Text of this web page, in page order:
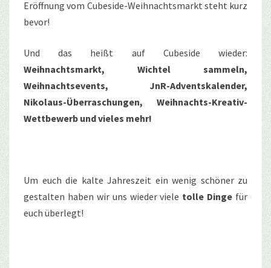
Eröffnung vom Cubeside-Weihnachtsmarkt steht kurz
bevor!
Und das heißt auf Cubeside wieder:
Weihnachtsmarkt, Wichtel sammeln,
Weihnachtsevents, JnR-Adventskalender,
Nikolaus-Überraschungen, Weihnachts-Kreativ-
Wettbewerb und vieles mehr!
Um euch die kalte Jahreszeit ein wenig schöner zu
gestalten haben wir uns wieder viele tolle Dinge für
euch überlegt!